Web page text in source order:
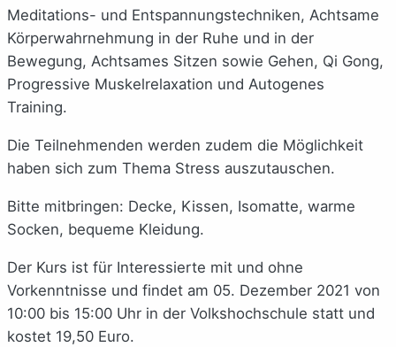
Meditations- und Entspannungstechniken, Achtsame
Körperwahrnehmung in der Ruhe und in der
Bewegung, Achtsames Sitzen sowie Gehen, Qi Gong,
Progressive Muskelrelaxation und Autogenes
Training.
Die Teilnehmenden werden zudem die Möglichkeit
haben sich zum Thema Stress auszutauschen.
Bitte mitbringen: Decke, Kissen, Isomatte, warme
Socken, bequeme Kleidung.
Der Kurs ist für Interessierte mit und ohne
Vorkenntnisse und findet am 05. Dezember 2021 von
10:00 bis 15:00 Uhr in der Volkshochschule statt und
kostet 19,50 Euro.